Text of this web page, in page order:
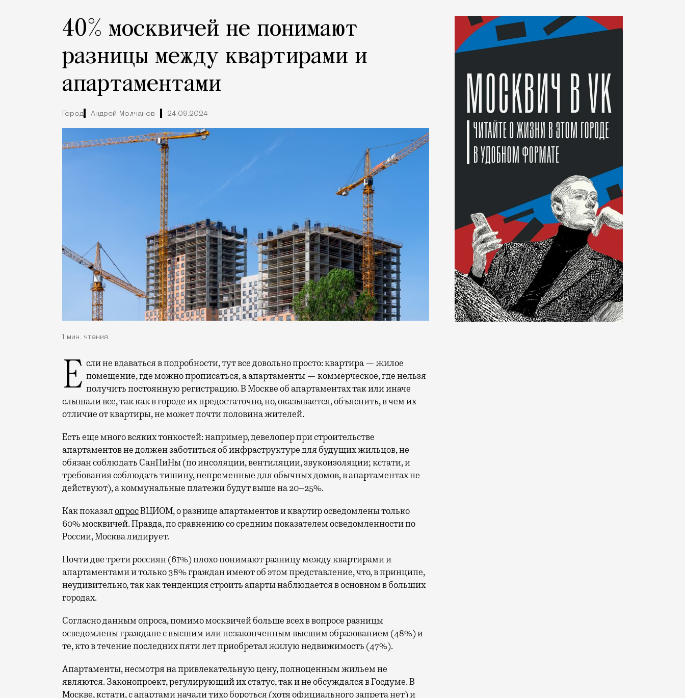
40% москвичей не понимают
разницы между квартирами и
апартаментами
Город Андрей Молчанов 24.09.2024
1 мин. чтения
Если не вдаваться в подробности, тут все довольно просто: квартира — жилое помещение, где можно прописаться, а апартаменты — коммерческое, где нельзя
получить постоянную регистрацию. В Москве об апартаментах так или иначе
слышали все, так как в городе их предостаточно, но, оказывается, объяснить, в чем их
отличие от квартиры, не может почти половина жителей.
Есть еще много всяких тонкостей: например, девелопер при строительстве
апартаментов не должен заботиться об инфраструктуре для будущих жильцов, не
обязан соблюдать СанПиНы (по инсоляции, вентиляции, звукоизоляции; кстати, и
требования соблюдать тишину, непременные для обычных домов, в апартаментах не
действуют), а коммунальные платежи будут выше на 20–25%.
Как показалопросВЦИОМ, о разнице апартаментов и квартир осведомлены только
60% москвичей. Правда, по сравнению со средним показателем осведомленности по
России, Москва лидирует.
Почтидве трети россиян (61%) плохо понимают разницу между квартирами и
апартаментами и только 38% граждан имеют об этом представление, что, в принципе,
неудивительно, так как тенденция строить апарты наблюдается в основном в больших
городах.
Согласно данным опроса, помимо москвичей больше всех в вопросе разницы
осведомлены гражданес высшим или незаконченным высшим образованием (48%) и
те, кто в течение последних пяти лет приобретал жилую недвижимость (47%).
Апартаменты, несмотря на привлекательную цену, полноценным жильем не
являются. Законопроект, регулирующий их статус, так и не обсуждался в Госдуме. В
Москве, кстати, с апартами начали тихо бороться (хотя официального запрета нет) и